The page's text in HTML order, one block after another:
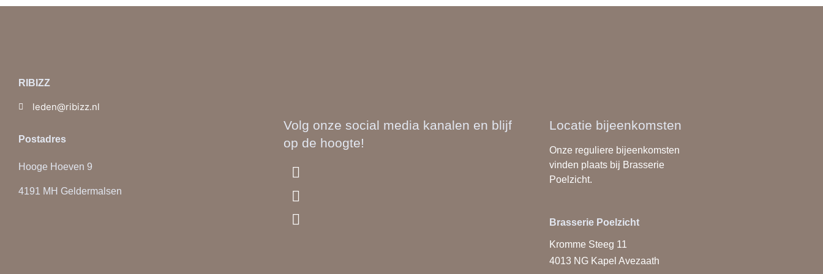
RIBIZZ
leden@ribizz.nl
Postadres
Hooge Hoeven 9
4191 MH Geldermalsen
Volg onze social media kanalen en blijf
op de hoogte!
Locatie bijeenkomsten
Onze reguliere bijeenkomsten
vinden plaats bij Brasserie
Poelzicht.
Brasserie Poelzicht
Kromme Steeg 11
4013 NG Kapel Avezaath